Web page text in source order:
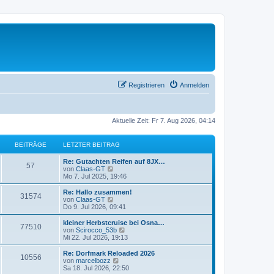
Anmelden
Registrieren
Aktuelle Zeit: Fr 7. Aug 2026, 04:14
BEITRÄGE LETZTER BEITRAG
57
i
t
r
ä
g
L
e
t
z
t
e
r
e
i
t
r
g
Re: Gutachten Reifen auf 8JX…
von Claas-GT
e
u
e
t
B
e
i
r
a
g
Mo 7. Jul 2025, 19:46
31574B
i
t
r
L
e
t
z
t
e
r
e
i
t
r
Re: Hallo zusammen!
von Claas-GT
e
u
e
s
t
r
B
e
i
Do 9. Jul 2026, 09:41
77510B
i
L
e
t
z
t
e
r
kleiner Herbstcruise bei Osna…
von Scirocco_53b
e
u
e
t
Mi 22. Jul 2026, 19:13
10556B
L
e
t
Re: Dorfmark Reloaded 2026
von marcelbozz
e
Sa 18. Jul 2026, 22:50